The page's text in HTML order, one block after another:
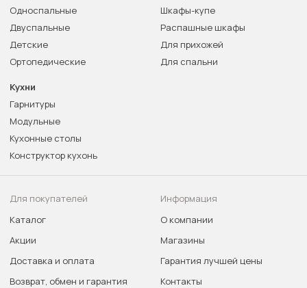
Односпальные
Двуспальные
Детские
Ортопедические
Шкафы-купе
Распашные шкафы
Для прихожей
Для спальни
Кухни
Гарнитуры
Модульные
Кухонные столы
Конструктор кухонь
Для покупателей
Каталог
Акции
Доставка и оплата
Возврат, обмен и гарантия
Информация
О компании
Магазины
Гарантия лучшей цены
Контакты